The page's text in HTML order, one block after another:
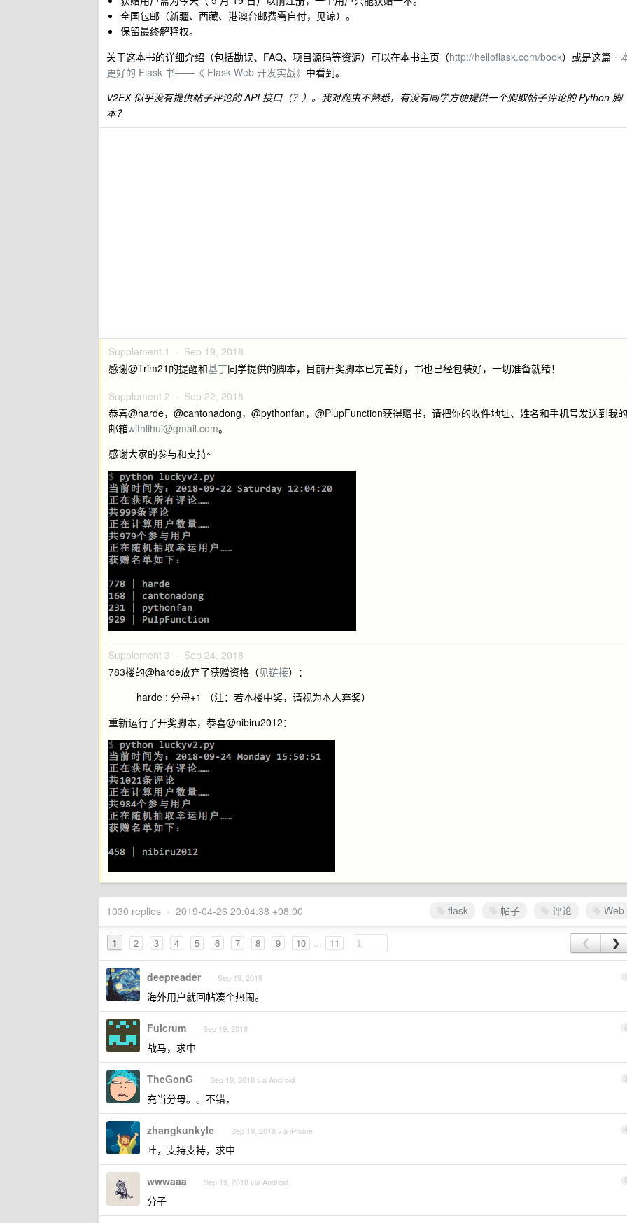
全国包邮（新疆、西藏、港澳台邮费需自付，见谅）。
保留最终解释权。
关于这本书的详细介绍（包括勘误、FAQ、项目源码等资源）可以在本书主页（http://helloflask.com/book）或是这篇一
更好的 Flask 书——《 Flask Web 开发实战》 中看到。
V2EX 似乎没有提供帖子评论的 API 接口（？）。我对爬虫不熟悉，有没有同学方便提供一个爬取帖子评论的 Python 脚
本？
Supplement 1 · Sep 19, 2018
感谢@Trim21的提醒和基丁同学提供的脚本，目前开奖脚本已完善好，书也已经包装好，一切准备就绪！
Supplement 2 · Sep 22, 2018
恭喜@harde，@cantonadong，@pythonfan，@PlupFunction获得赠书，请把你的收件地址、姓名和手机号发送到我的
邮箱withlihui@gmail.com。
感谢大家的参与和支持~
Supplement 3 · Sep 24, 2018
783楼的@harde放弃了获赠资格（见链接）：
harde : 分母+1 （注：若本楼中奖，请视为本人弃奖）
重新运行了开奖脚本，恭喜@nibiru2012：
flask 帖子 评论 Web
1030 replies • 2019-04-26 20:04:38 +08:00
1 2 3 4 5 6 7 8 9 10 ... 11 ❮ ❯
1
deepreader Sep 19, 2018
海外用户就回帖凑个热闹。
2
Fulcrum Sep 19, 2018
战马，求中
3
TheGonG Sep 19, 2018 via Android
充当分母。。不错，
4
zhangkunkyle Sep 19, 2018 via iPhone
哇，支持支持，求中
5
wwwaaa Sep 19, 2018 via Android
分子